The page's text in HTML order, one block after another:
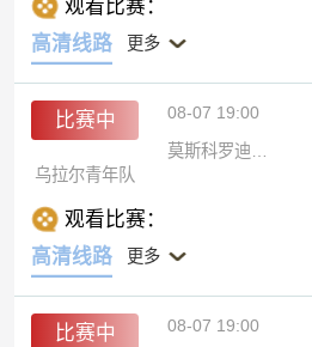
观看比赛：
高清线路
更多
比赛中 08-07 19:00
乌拉尔青年队
观看比赛：
高清线路
更多
比赛中 08-07 19:00